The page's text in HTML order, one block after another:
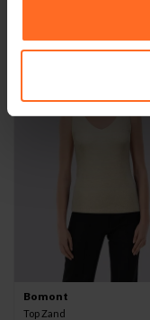
Bomont
Top Zand